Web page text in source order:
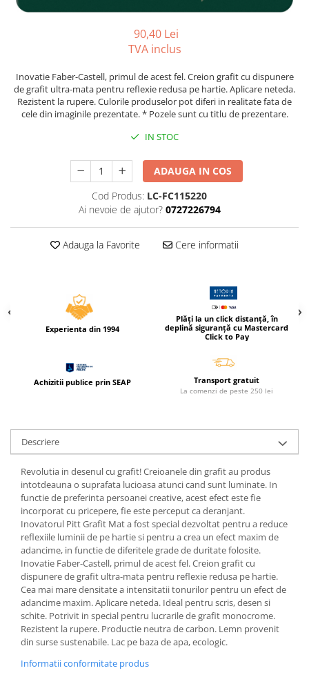
Caiete A4
Caiete incepatori Tip I, II, III
Hartie creponata
Hartie glacee
Vocabulare
Acuarele, guase, tempera si
Accesorii pictura
Ascutitori
Creioane colorate
Creioane mecanice si rezerve
Plastilina
Echere, rigle, raportoare, compase,
sabloane, truse geometrie
Echere
Rigle
Compas scolar
Sabloane
Truse geometrie
Foarfeci
Markere evidentiatoare text
Markere permanente
Markere speciale pentru desen
Pixuri si rezerve
90,40 Lei
TVA inclus
Inovatie Faber-Castell, primul de acest fel. Creion grafit cu dispunere
de grafit ultra-mata pentru reflexie redusa pe hartie. Aplicare neteda.
Rezistent la rupere. Culorile produselor pot diferi in realitate fata de
cele din imaginile prezentate. * Pozele sunt cu titlu de prezentare.
IN STOC
ADAUGA IN COS
Cod Produs: LC-FC115220
Ai nevoie de ajutor? 0727226794
Adauga la Favorite Cere informatii
Experienta din 1994
Plăți la un click distanță, în
deplină siguranță cu Mastercard
Click to Pay
Achizitii publice prin SEAP Transport gratuit
La comenzi de peste 250 lei
Descriere
Revolutia in desenul cu grafit! Creioanele din grafit au produs
intotdeauna o suprafata lucioasa atunci cand sunt luminate. In
functie de preferinta persoanei creative, acest efect este fie
incorporat cu pricepere, fie este perceput ca deranjant.
Inovatorul Pitt Grafit Mat a fost special dezvoltat pentru a reduce
reflexiile luminii de pe hartie si pentru a crea un efect maxim de
adancime, in functie de diferitele grade de duritate folosite.
Inovatie Faber-Castell, primul de acest fel. Creion grafit cu
dispunere de grafit ultra-mata pentru reflexie redusa pe hartie.
Cea mai mare densitate a intensitatii tonurilor pentru un efect de
adancime maxim. Aplicare neteda. Ideal pentru scris, desen si
schite. Potrivit in special pentru lucrarile de grafit monocrome.
Rezistent la rupere. Productie neutra de carbon. Lemn provenit
din surse sustenabile. Lac pe baza de apa, ecologic.
Informatii conformitate produs